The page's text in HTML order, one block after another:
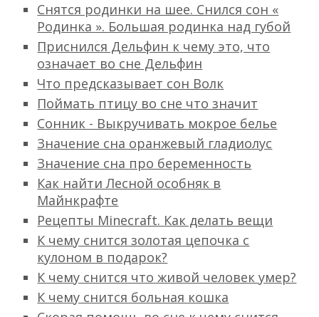
Снятся родинки на шее. Снился сон «
Родинка ». Большая родинка над губой
Приснился Дельфин к чему это, что
означает во сне Дельфин
Что предсказывает сон Волк
Поймать птицу во сне что значит
Сонник - Выкручивать мокрое белье
Значение сна оранжевый гладиолус
Значение сна про беременность
Как найти Лесной особняк в
Майнкрафте
Рецепты Minecraft. Как делать вещи
К чему снится золотая цепочка с
кулоном в подарок?
К чему снится что живой человек умер?
К чему снится больная кошка